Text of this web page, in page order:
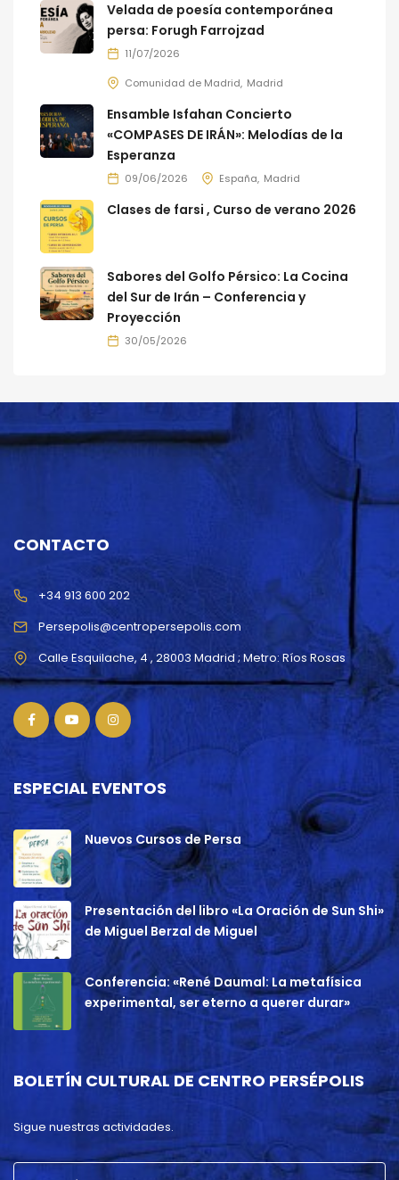
Velada de poesía contemporánea
persa: Forugh Farrojzad
11/07/2026
Comunidad de Madrid Madrid
Ensamble Isfahan Concierto
«COMPASES DE IRÁN»: Melodías de la
Esperanza
09/06/2026 España Madrid
Clases de farsi , Curso de verano 2026
Sabores del Golfo Pérsico: La Cocina
del Sur de Irán – Conferencia y
Proyección
30/05/2026
CONTACTO
Persepolis@centropersepolis.com
+34 913 600 202
ESPECIAL EVENTOS
Nuevos Cursos de Persa
Presentación del libro «La Oración de Sun Shi»
de Miguel Berzal de Miguel
Conferencia: «René Daumal: La metafísica
experimental, ser eterno a querer durar»
BOLETÍN CULTURAL DE CENTRO PERSÉPOLIS
Sigue nuestras actividades.